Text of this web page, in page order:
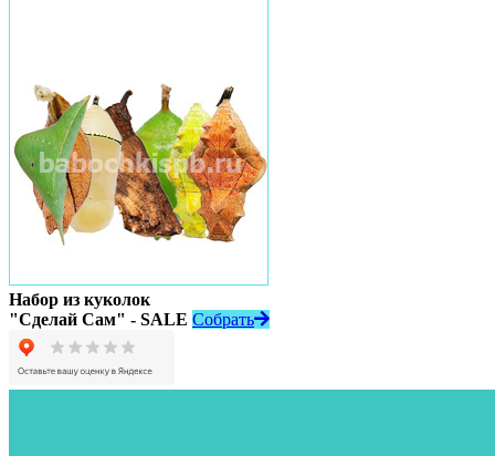
Набор из куколок
"Сделай Сам" - SALE Собрать